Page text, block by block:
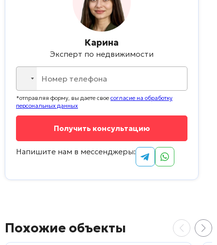
Карина
Эксперт по недвижимости
No
country
selected
*отправляя форму, вы даете свое согласие на обработку
персональных данных
Напишите нам в мессенджеры:
Похожие объекты